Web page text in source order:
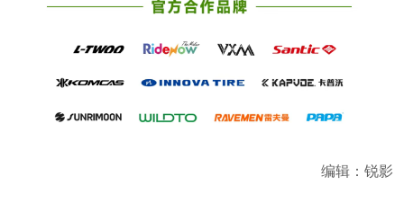
编辑：锐影